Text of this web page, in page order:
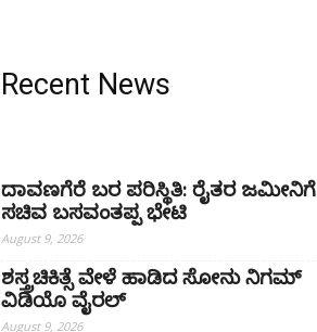
Recent News
ದಾವಣಗೆರೆ ಬರ ಪರಿಸ್ಥಿತಿ: ರೈತರ ಜಮೀನಿಗೆ
ಸಚಿವ ಬಸವಂತಪ್ಪ ಭೇಟಿ
August 9, 2026
ಶಸ್ತ್ರಚಿಕಿತ್ಸೆ ವೇಳೆ ಹಾಡಿದ ಸೋನು ನಿಗಮ್
ವಿಡಿಯೊ ವೈರಲ್
August 9, 2026